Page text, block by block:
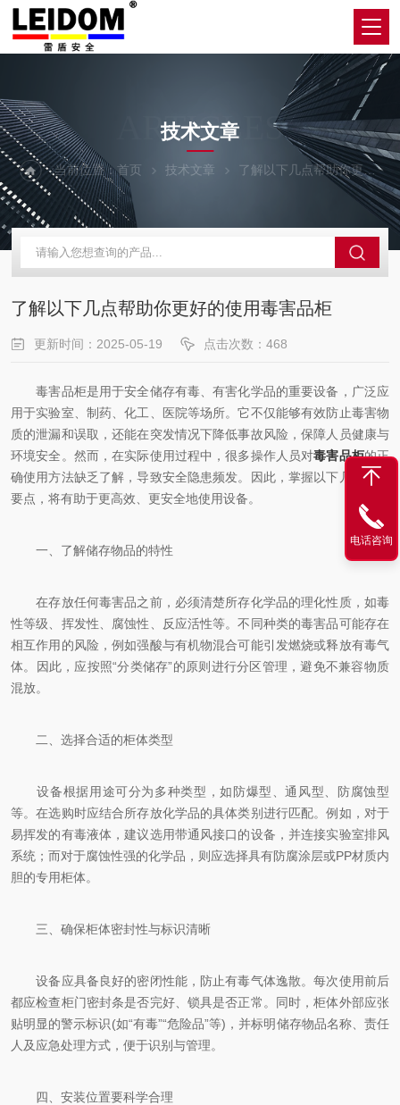
ARTICLES
技术文章
当前位置：首页 技术文章 了解以下几点帮助你更好的使用毒害品柜
了解以下几点帮助你更好的使用毒害品柜
更新时间：2025-05-19 点击次数：468
毒害品柜是用于安全储存有毒、有害化学品的重要设备，广泛应
用于实验室、制药、化工、医院等场所。它不仅能够有效防止毒害物
质的泄漏和误取，还能在突发情况下降低事故风险，保障人员健康与
环境安全。然而，在实际使用过程中，很多操作人员对毒害品柜的正
确使用方法缺乏了解，导致安全隐患频发。因此，掌握以下几个关键
要点，将有助于更高效、更安全地使用设备。
一、了解储存物品的特性
在存放任何毒害品之前，必须清楚所存化学品的理化性质，如毒
性等级、挥发性、腐蚀性、反应活性等。不同种类的毒害品可能存在
相互作用的风险，例如强酸与有机物混合可能引发燃烧或释放有毒气
体。因此，应按照“分类储存”的原则进行分区管理，避免不兼容物质
混放。
二、选择合适的柜体类型
设备根据用途可分为多种类型，如防爆型、通风型、防腐蚀型
等。在选购时应结合所存放化学品的具体类别进行匹配。例如，对于
易挥发的有毒液体，建议选用带通风接口的设备，并连接实验室排风
系统；而对于腐蚀性强的化学品，则应选择具有防腐涂层或PP材质内
胆的专用柜体。
三、确保柜体密封性与标识清晰
设备应具备良好的密闭性能，防止有毒气体逸散。每次使用前后
都应检查柜门密封条是否完好、锁具是否正常。同时，柜体外部应张
贴明显的警示标识(如“有毒”“危险品”等)，并标明储存物品名称、责任
人及应急处理方式，便于识别与管理。
四、安装位置要科学合理
电话咨询